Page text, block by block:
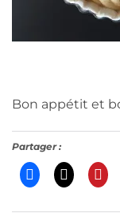
Bon appétit et
Partager :